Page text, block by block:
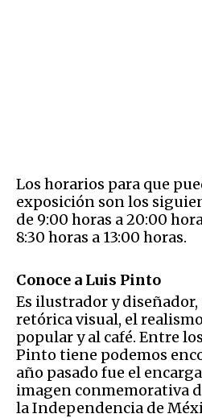
Los horarios para que
exposición son los
de 9:00 horas a 20:00
8:30 horas a 13:00 horas.
Conoce a Luis Pinto
Es ilustrador y
retórica visual, el
popular y al café. Entre
Pinto tiene podemos
año pasado fue el
imagen conmemorativa
la Independencia de